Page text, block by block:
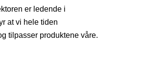
er ledende i
at vi hele tiden
tilpasser produktene våre.